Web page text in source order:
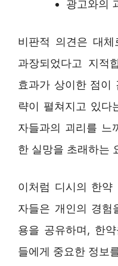
광고와의
비판적 의견은 대
과장되었다고 지적
효과가 상이한 점이
략이 펼쳐지고 있다
자들과의 괴리를 느
한 실망을 초래하는
이처럼 디시의 한약
자들은 개인의 경
용을 공유하며, 한
들에게 중요한 정보